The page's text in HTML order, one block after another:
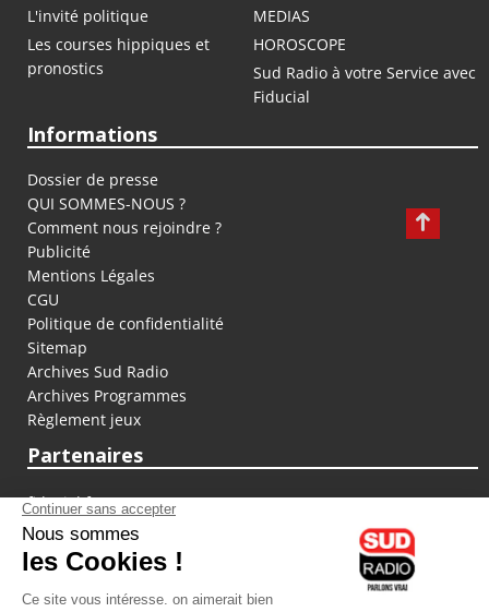
L'invité politique
MEDIAS
Les courses hippiques et
pronostics
HOROSCOPE
Sud Radio à votre Service avec
Fiducial
Informations
Dossier de presse
QUI SOMMES-NOUS ?
Comment nous rejoindre ?
Publicité
Mentions Légales
CGU
Politique de confidentialité
Sitemap
Archives Sud Radio
Archives Programmes
Règlement jeux
Partenaires
fiducial.fr
lyoncapitale.fr
olympique-et-lyonnais.com
L'application Iphone / Android